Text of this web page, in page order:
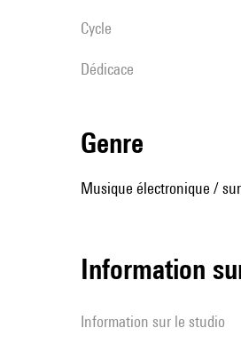
Cycle
Dédicace
genre
Musique électronique /
Information
Information sur le studio